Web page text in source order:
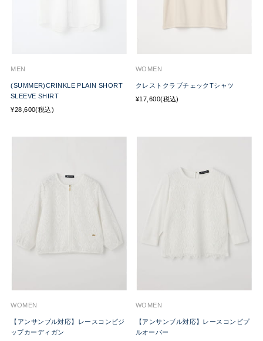
MEN
(SUMMER)CRINKLE PLAIN SHORT
SLEEVE SHIRT
¥28,600(税込)
WOMEN
クレストクラブチェックTシャツ
¥17,600(税込)
WOMEN
【アンサンブル対応】レースコンビジ
ップカーディガン
WOMEN
【アンサンブル対応】レースコンビプ
ルオーバー